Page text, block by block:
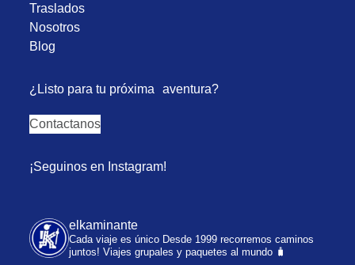
Traslados
Nosotros
Blog
¿Listo para tu próxima aventura?
Contactanos
¡Seguinos en Instagram!
elkaminante
Cada viaje es único Desde 1999 recorremos caminos
juntos! Viajes grupales y paquetes al mundo 🧳